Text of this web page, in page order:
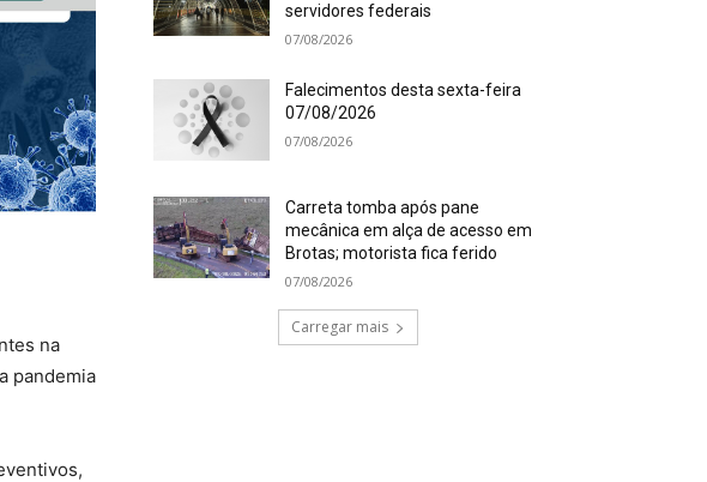
na
pandemia
servidores federais
07/08/2026
Falecimentos desta sexta-feira
07/08/2026
07/08/2026
Carreta tomba após pane
mecânica em alça de acesso em
Brotas; motorista fica ferido
07/08/2026
Carregar mais